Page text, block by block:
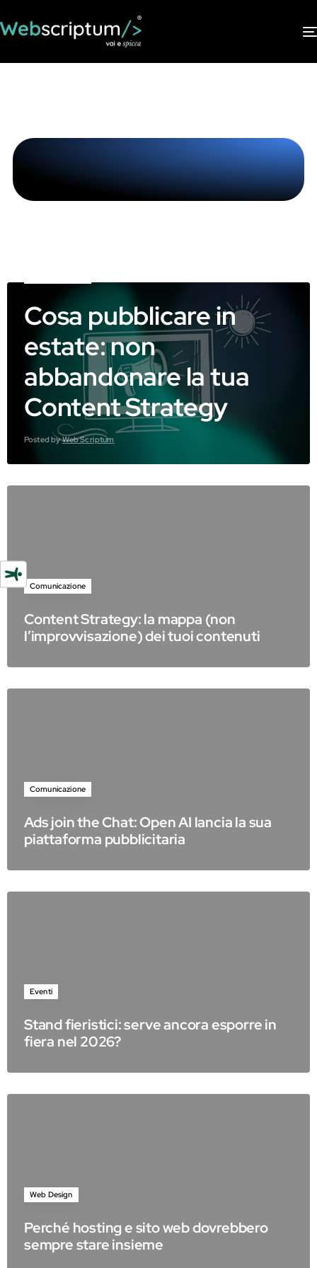
Blog
Cosa pubblicare in
estate: non
abbandonare la tua
Content Strategy
Posted byWeb Scriptum
Comunicazione
Content Strategy: la mappa (non
l’improvvisazione) dei tuoi contenuti
Comunicazione
Ads join the Chat: Open AI lancia la sua
piattaforma pubblicitaria
Eventi
Stand fieristici: serve ancora esporre in
fiera nel 2026?
Web Design
Perché hosting e sito web dovrebbero
sempre stare insieme